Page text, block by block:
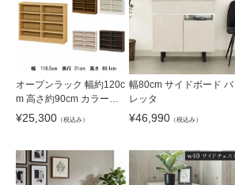
オープンラック 幅約120c
m 高さ約90cm カラーラ
ック
¥25,300 （税込み）
幅80cm サイドボード バ
レッタ
¥46,990 （税込み）